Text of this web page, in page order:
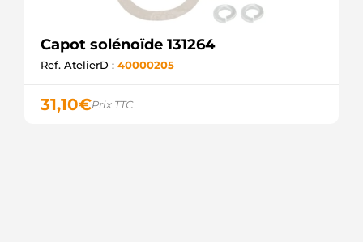
Capot solénoïde 131264
Ref. AtelierD : 40000205
31,10€Prix TTC